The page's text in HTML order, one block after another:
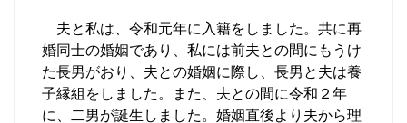
夫と私は、令和元年に入籍をしました。共に再
婚同士の婚姻であり、私には前夫との間にもうけ
た長男がおり、夫との婚姻に際し、長男と夫は養
子縁組をしました。また、夫との間に令和２年
に、二男が誕生しました。婚姻直後より夫から理